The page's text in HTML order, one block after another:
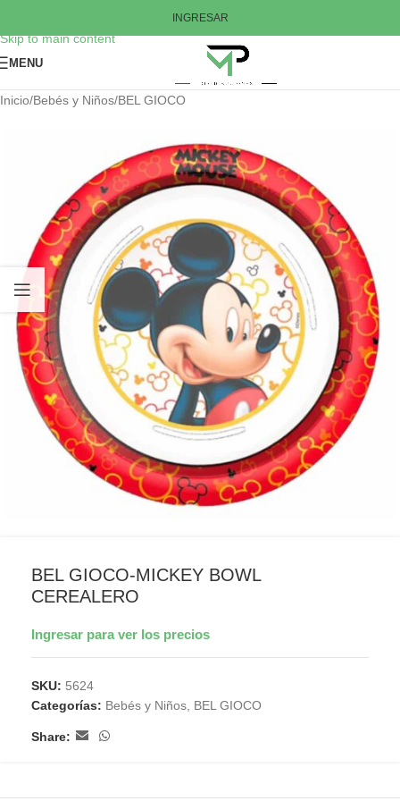
Skip to main content
INGRESAR
MENU
Inicio/Bebés y Niños/BEL GIOCO
BEL GIOCO-MICKEY BOWL
CEREALERO
Ingresar para ver los precios
SKU: 5624
Categorías: Bebés y Niños BEL GIOCO
Share: